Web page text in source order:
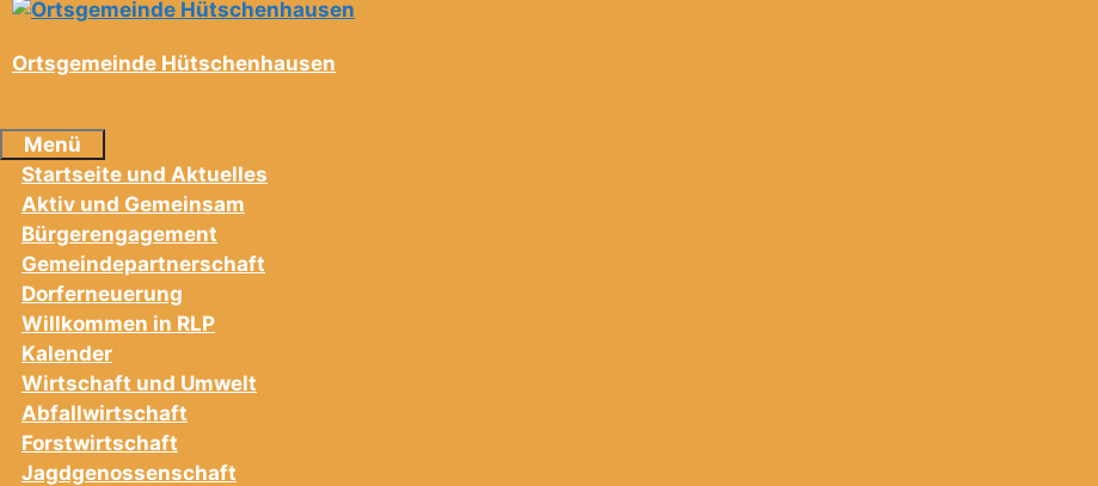
Ortsgemeinde Hütschenhausen
Menü
Startseite und Aktuelles
Aktiv und Gemeinsam
Bürgerengagement
Gemeindepartnerschaft
Dorferneuerung
Willkommen in RLP
Kalender
Wirtschaft und Umwelt
Abfallwirtschaft
Forstwirtschaft
Jagdgenossenschaft